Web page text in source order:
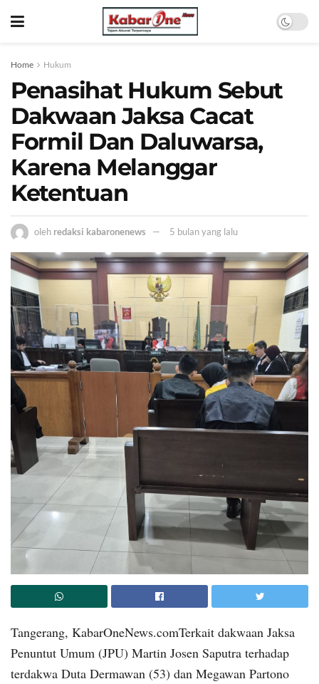
Home Hukum
Penasihat Hukum Sebut
Dakwaan Jaksa Cacat
Formil Dan Daluwarsa,
Karena Melanggar
Ketentuan
oleh redaksi kabaronenews 5 bulan yang lalu
Tangerang, KabarOneNews.comTerkait dakwaan Jaksa
Penuntut Umum (JPU) Martin Josen Saputra terhadap
terdakwa Duta Dermawan (53) dan Megawan Partono